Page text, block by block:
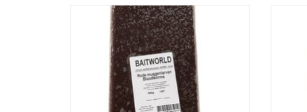
Bloodwormen, ook wel rode
muggenlarven genoemd zijn een van de
meest natuurlijke voedselbronnen van de
karper. Ze bestaan uit eiwitten en andere
essentiele voedingstoffen die van nature
thuishoren in het voedingspatroon van de
karper.
Witte